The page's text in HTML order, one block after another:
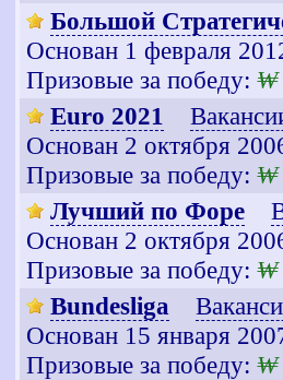
Большой
Основан 1 февраля
Призовые за победу: ₩
Euro 2021
Основан 2 октября
Призовые за победу: ₩
Лучший по Форе
Основан 2 октября
Призовые за победу: ₩
Bundesliga
Основан 15 января
Призовые за победу: ₩